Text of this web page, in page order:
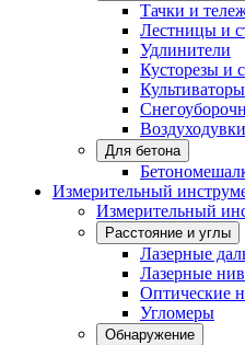
Тачки и
Лестницы и
Удлинители
Кусторезы и
Культиваторы
Воздуходувки
Для бетона
Измерительный
Измерительный
Расстояние и углы
Лазерные
Лазерные
Оптические
Угломеры
Обнаружение